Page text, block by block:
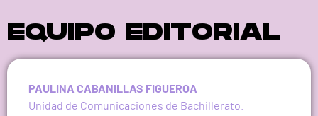
EQUIPO EDITORIAL
PAULINA CABANILLAS FIGUEROA
Unidad de Comunicaciones de Bachillerato.